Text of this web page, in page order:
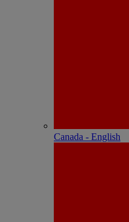
Canada - English